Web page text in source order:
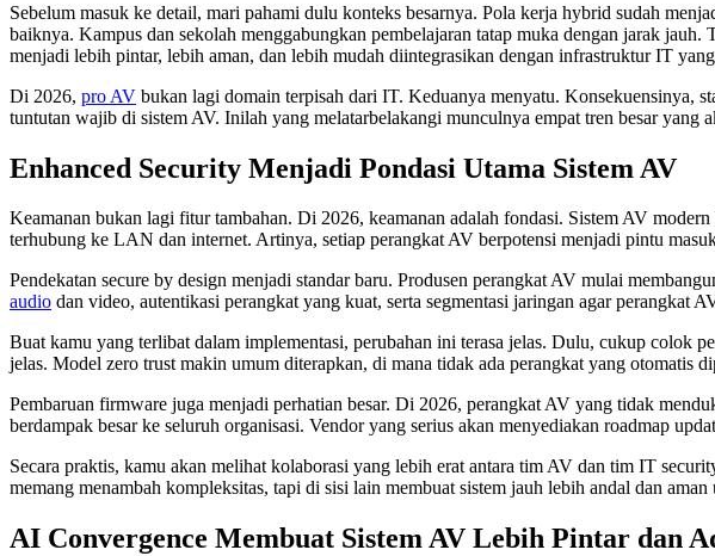
Sebelum masuk ke detail, mari pahami dulu konteks besarnya. Pola kerja hybrid sudah
baiknya. Kampus dan sekolah menggabungkan pembelajaran tatap muka dengan jarak
menjadi lebih pintar, lebih aman, dan lebih mudah diintegrasikan dengan infrastruktur IT
Di 2026, pro AV bukan lagi domain terpisah dari IT. Keduanya menyatu. Konsekuensinya,
tuntutan wajib di sistem AV. Inilah yang melatarbelakangi munculnya empat tren besar yang
Enhanced Security Menjadi Pondasi Utama Sistem AV
Keamanan bukan lagi fitur tambahan. Di 2026, keamanan adalah fondasi. Sistem AV
terhubung ke LAN dan internet. Artinya, setiap perangkat AV berpotensi menjadi pintu
Pendekatan secure by design menjadi standar baru. Produsen perangkat AV mulai
audio dan video, autentikasi perangkat yang kuat, serta segmentasi jaringan agar perangkat
Buat kamu yang terlibat dalam implementasi, perubahan ini terasa jelas. Dulu, cukup colok
jelas. Model zero trust makin umum diterapkan, di mana tidak ada perangkat yang otomatis
Pembaruan firmware juga menjadi perhatian besar. Di 2026, perangkat AV yang tidak
berdampak besar ke seluruh organisasi. Vendor yang serius akan menyediakan roadmap
Secara praktis, kamu akan melihat kolaborasi yang lebih erat antara tim AV dan tim IT
memang menambah kompleksitas, tapi di sisi lain membuat sistem jauh lebih andal dan
AI Convergence Membuat Sistem AV Lebih Pintar dan